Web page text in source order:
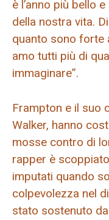
è l’anno più bello
della nostra vita.
quanto sono forte
amo tutti più di
immaginare”.
Frampton e il suo
Walker, hanno
mosse contro di
rapper è
imputati quando
colpevolezza nel
stato sostenuto